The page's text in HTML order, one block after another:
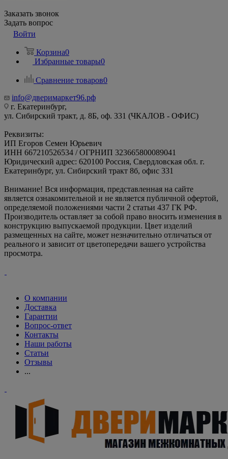
Заказать звонок
Задать вопрос
Войти
Корзина0
Избранные товары0
Сравнение товаров0
info@дверимаркет96.рф
г. Екатеринбург,
ул. Сибирский тракт, д. 8Б, оф. 331 (ЧКАЛОВ - ОФИС)
Реквизиты:
ИП Егоров Семен Юрьевич
ИНН 667210526534 / ОГРНИП 323665800089041
Юридический адрес: 620100 Россия, Свердловская обл. г.
Екатеринбург, ул. Сибирский тракт 8б, офис 331
Внимание! Вся информация, представленная на сайте
является ознакомительной и не является публичной офертой,
определяемой положениями части 2 статьи 437 ГК РФ.
Производитель оставляет за собой право вносить изменения в
конструкцию выпускаемой продукции. Цвет изделий
размещенных на сайте, может незначительно отличаться от
реального и зависит от цветопередачи вашего устройства
просмотра.
О компании
Доставка
Гарантии
Вопрос-ответ
Контакты
Наши работы
Статьи
Отзывы
...